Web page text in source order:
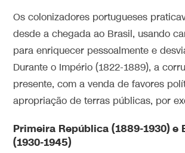
Os colonizadores portugueses
desde a chegada ao Brasil, usando
para enriquecer pessoalmente e
Durante o Império (1822-1889), a
presente, com a venda de favores
apropriação de terras públicas, por
Primeira República (1889-1930) e
(1930-1945)